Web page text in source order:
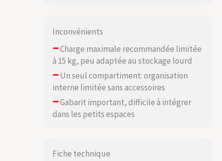
Inconvénients
–Charge maximale recommandée limitée
à 15 kg, peu adaptée au stockage lourd
–Un seul compartiment: organisation
interne limitée sans accessoires
–Gabarit important, difficile à intégrer
dans les petits espaces
Fiche technique